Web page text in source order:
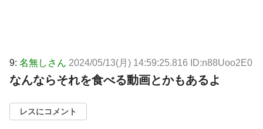
9: 名無しさん 2024/05/13(月) 14:59:25.816 ID:n88Uoo2E0
なんならそれを食べる動画とかもあるよ
レスにコメント